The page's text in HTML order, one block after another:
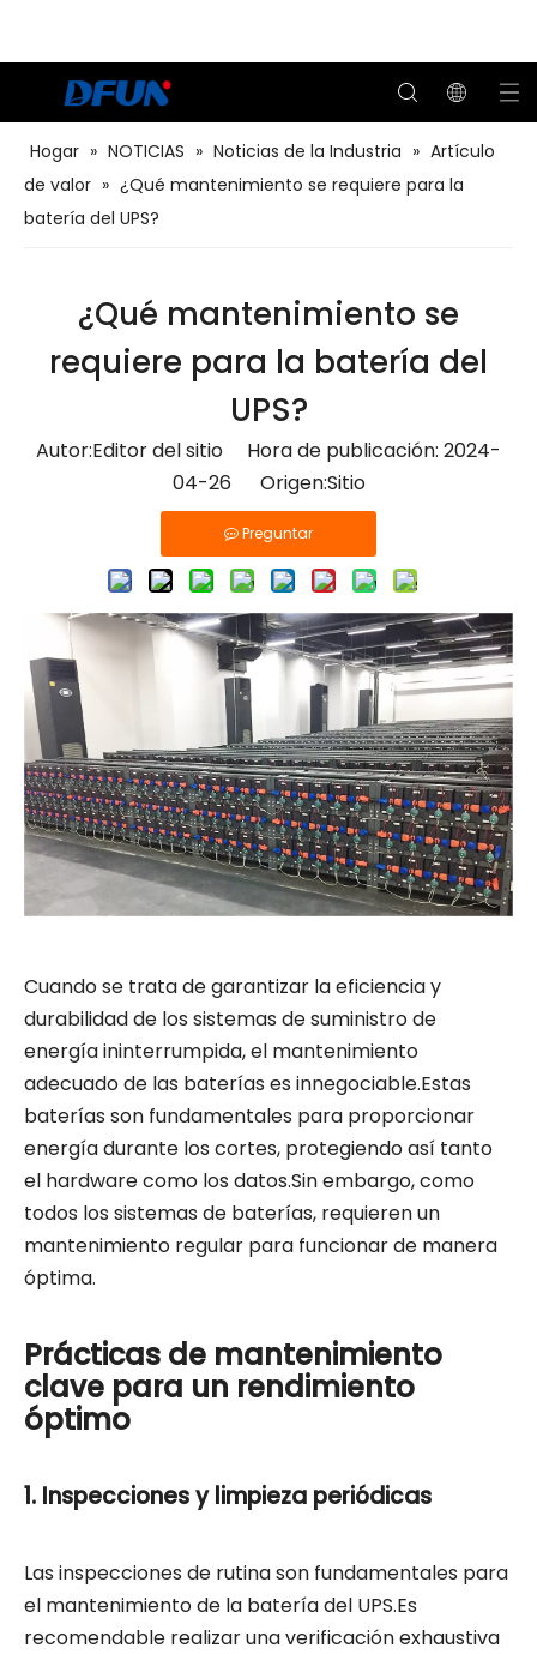
Hogar » NOTICIAS » Noticias de la Industria » Artículo
de valor » ¿Qué mantenimiento se requiere para la
batería del UPS?
¿Qué mantenimiento se
requiere para la batería del
UPS?
Autor:Editor del sitio Hora de publicación: 2024-
04-26 Origen:Sitio
Preguntar
Cuando se trata de garantizar la eficiencia y
durabilidad de los sistemas de suministro de
energía ininterrumpida, el mantenimiento
adecuado de las baterías es innegociable.Estas
baterías son fundamentales para proporcionar
energía durante los cortes, protegiendo así tanto
el hardware como los datos.Sin embargo, como
todos los sistemas de baterías, requieren un
mantenimiento regular para funcionar de manera
óptima.
Prácticas de mantenimiento
clave para un rendimiento
óptimo
1. Inspecciones y limpieza periódicas
Las inspecciones de rutina son fundamentales para
el mantenimiento de la batería del UPS.Es
recomendable realizar una verificación exhaustiva